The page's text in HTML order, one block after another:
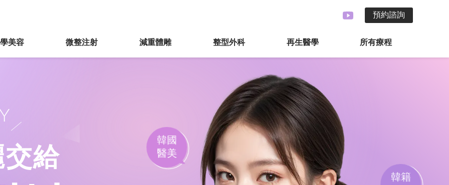
預約諮詢
美容 微整注射 減重體雕 整型外科 再生醫學 所有療程
給
韓國
醫美
韓籍